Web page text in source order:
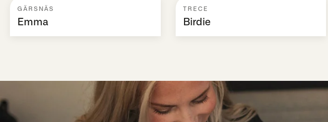
GÄRSNÄS
Emma
TRECE
Birdie